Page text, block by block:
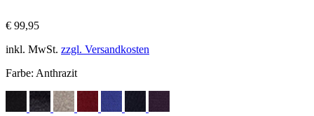
€ 99,95
inkl. MwSt. zzgl. Versandkosten
Farbe: Anthrazit